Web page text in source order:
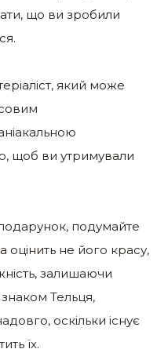
що ви зробили
який може
щоб ви утримували
подумайте
не його красу,
залишаючи
Тельця,
оскільки існує
їх.